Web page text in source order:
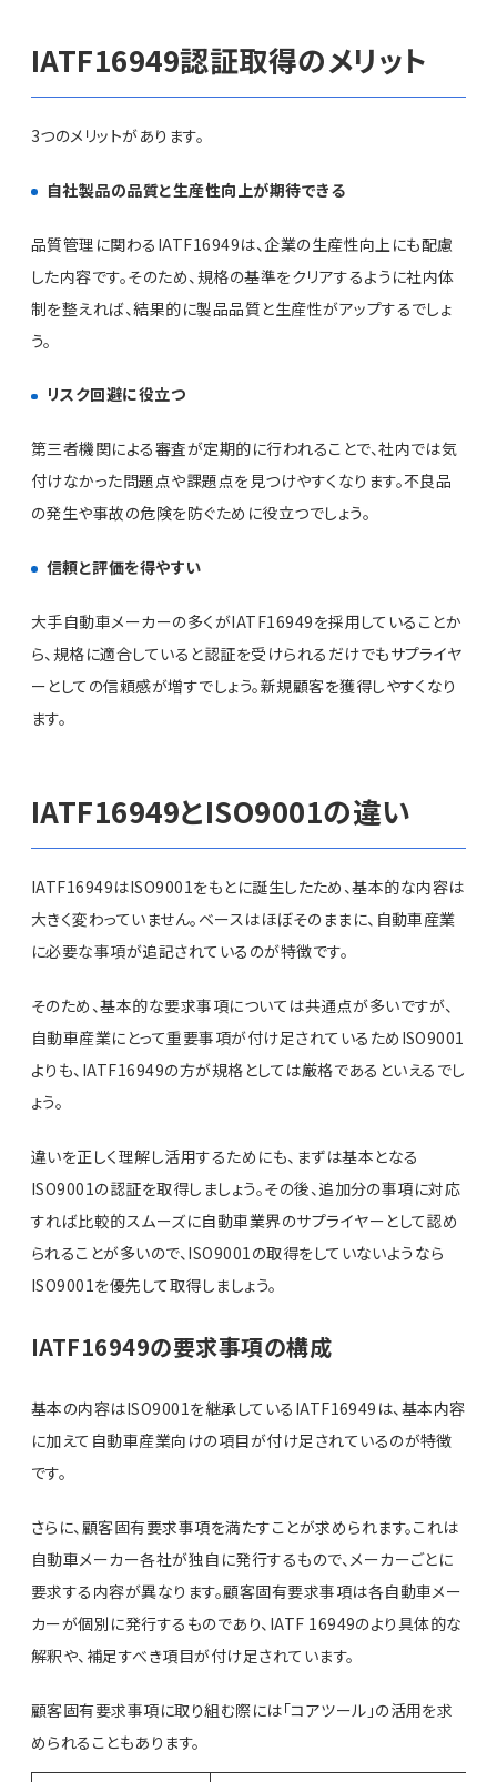
IATF16949認証取得のメリット
3つのメリットがあります。
自社製品の品質と生産性向上が期待できる
品質管理に関わるIATF16949は、企業の生産性向上にも配慮
した内容です。そのため、規格の基準をクリアするように社内体
制を整えれば、結果的に製品品質と生産性がアップするでしょ
う。
リスク回避に役立つ
第三者機関による審査が定期的に行われることで、社内では気
付けなかった問題点や課題点を見つけやすくなります。不良品
の発生や事故の危険を防ぐために役立つでしょう。
信頼と評価を得やすい
大手自動車メーカーの多くがIATF16949を採用していることか
ら、規格に適合していると認証を受けられるだけでもサプライヤ
ーとしての信頼感が増すでしょう。新規顧客を獲得しやすくなり
ます。
IATF16949とISO9001の違い
IATF16949はISO9001をもとに誕生したため、基本的な内容は
大きく変わっていません。ベースはほぼそのままに、自動車産業
に必要な事項が追記されているのが特徴です。
そのため、基本的な要求事項については共通点が多いですが、
自動車産業にとって重要事項が付け足されているためISO9001
よりも、IATF16949の方が規格としては厳格であるといえるでし
ょう。
違いを正しく理解し活用するためにも、まずは基本となる
ISO9001の認証を取得しましょう。その後、追加分の事項に対応
すれば比較的スムーズに自動車業界のサプライヤーとして認め
られることが多いので、ISO9001の取得をしていないようなら
ISO9001を優先して取得しましょう。
IATF16949の要求事項の構成
基本の内容はISO9001を継承しているIATF16949は、基本内容
に加えて自動車産業向けの項目が付け足されているのが特徴
です。
さらに、顧客固有要求事項を満たすことが求められます。これは
自動車メーカー各社が独自に発行するもので、メーカーごとに
要求する内容が異なります。顧客固有要求事項は各自動車メー
カーが個別に発行するものであり、IATF 16949のより具体的な
解釈や、補足すべき項目が付け足されています。
顧客固有要求事項に取り組む際には「コアツール」の活用を求
められることもあります。